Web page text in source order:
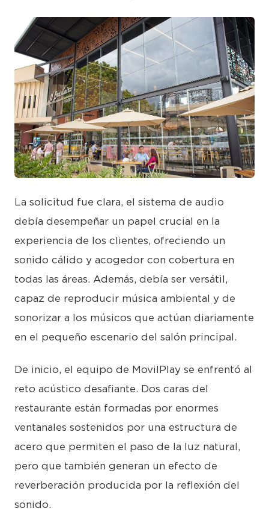
JPG
La solicitud fue clara, el sistema de audio
debía desempeñar un papel crucial en la
experiencia de los clientes, ofreciendo un
sonido cálido y acogedor con cobertura en
todas las áreas. Además, debía ser versátil,
capaz de reproducir música ambiental y de
sonorizar a los músicos que actúan diariamente
en el pequeño escenario del salón principal.
De inicio, el equipo de MovilPlay se enfrentó al
reto acústico desafiante. Dos caras del
restaurante están formadas por enormes
ventanales sostenidos por una estructura de
acero que permiten el paso de la luz natural,
pero que también generan un efecto de
reverberación producida por la reflexión del
sonido.